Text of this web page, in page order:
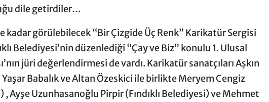
dile getirdiler…
kadar görülebilecek “Bir Çizgide Üç Renk” Karikatür Sergisi
Belediyesi’nin düzenlediği “Çay ve Biz” konulu 1. Ulusal
jüri değerlendirmesi de vardı. Karikatür sanatçıları Aşkın
Babalık ve Altan Özeskici ile birlikte Meryem Cengiz
, Ayşe Uzunhasanoğlu Pirpir (Fındıklı Belediyesi) ve Mehmet